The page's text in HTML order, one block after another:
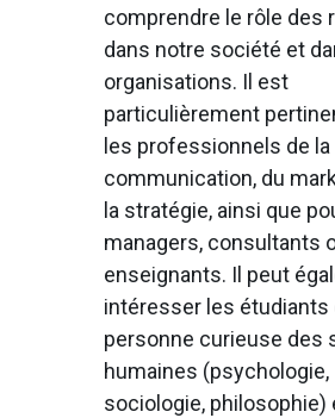
comprendre le rôle des
dans notre société et
organisations. Il est
particulièrement
les professionnels de la
communication, du
la stratégie, ainsi que
managers, consultants
enseignants. Il peut
intéresser les étudiants
personne curieuse des
humaines (psychologie,
sociologie, philosophie)